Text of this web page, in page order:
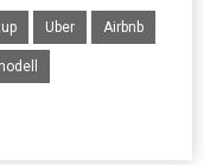
Uber Airbnb